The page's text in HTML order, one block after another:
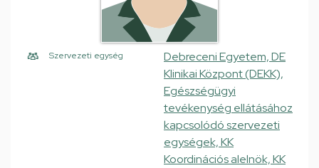
Szervezeti egység
Debreceni Egyetem, DE
Klinikai Központ (DEKK),
Egészségügyi
tevékenység ellátásához
kapcsolódó szervezeti
egységek, KK
Koordinációs alelnök, KK